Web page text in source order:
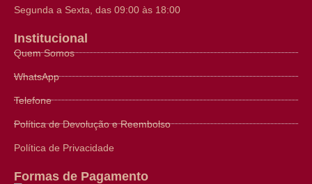
Segunda a Sexta, das 09:00 às 18:00
Institucional
Quem Somos
WhatsApp
Telefone
Política de Devolução e Reembolso
Política de Privacidade
Formas de Pagamento